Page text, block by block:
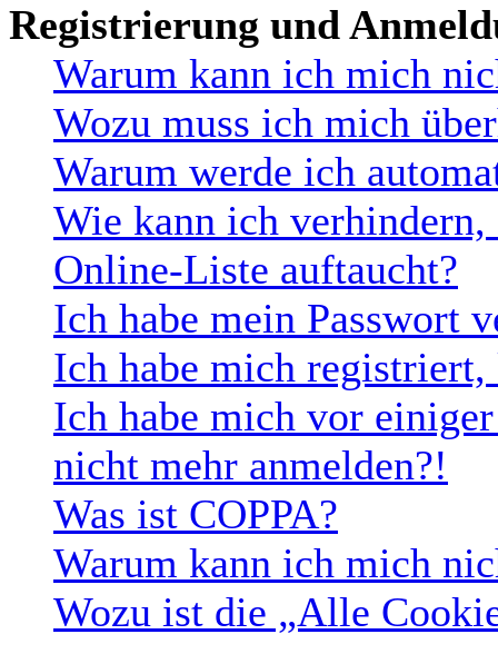
Registrierung und
Warum kann ich mich
Wozu muss ich mich
Warum werde ich
Wie kann ich verhindern,
Online-Liste auftaucht?
Ich habe mein Passwort
Ich habe mich
Ich habe mich vor
nicht mehr anmelden?!
Was ist COPPA?
Warum kann ich mich
Wozu ist die „Alle